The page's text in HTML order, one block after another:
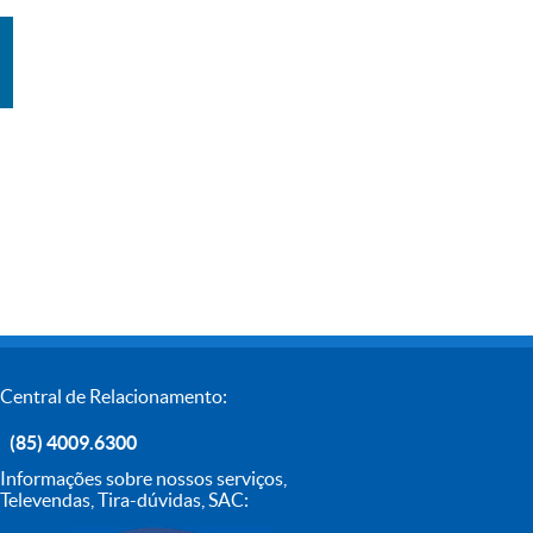
Central de Relacionamento:
(85) 4009.6300
Informações sobre nossos serviços,
Televendas, Tira-dúvidas, SAC: